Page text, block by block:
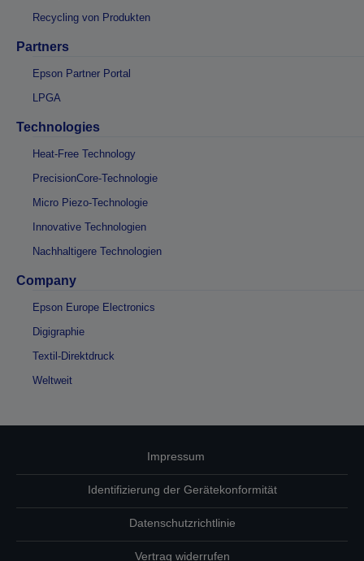
Recycling von Produkten
Partners
Epson Partner Portal
LPGA
Technologies
Heat-Free Technology
PrecisionCore-Technologie
Micro Piezo-Technologie
Innovative Technologien
Nachhaltigere Technologien
Company
Epson Europe Electronics
Digigraphie
Textil-Direktdruck
Weltweit
Impressum
Identifizierung der Gerätekonformität
Datenschutzrichtlinie
Vertrag widerrufen